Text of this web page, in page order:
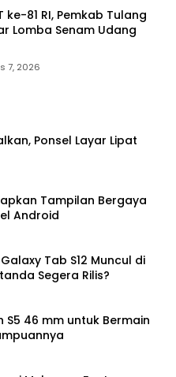
ke-81 RI, Pemkab Tulang
Lomba Senam Udang
7, 2026
Ponsel Layar Lipat
Tampilan Bergaya
Android
Tab S12 Muncul di
Segera Rilis?
S5 46 mm untuk Bermain